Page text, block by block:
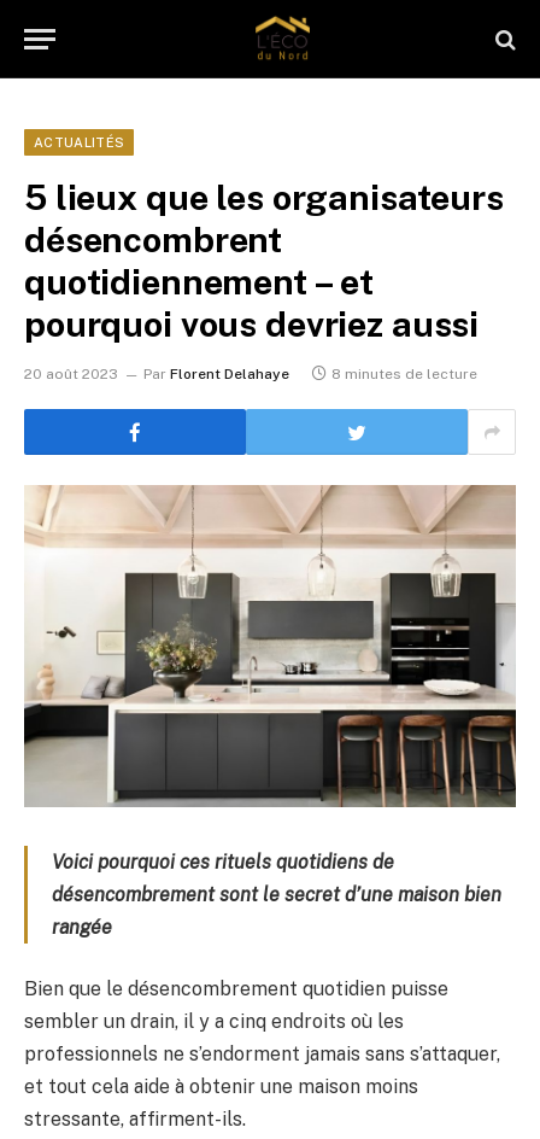
ACTUALITÉS
5 lieux que les organisateurs
désencombrent
quotidiennement – et
pourquoi vous devriez aussi
20 août 2023 Par Florent Delahaye 8 minutes de lecture
Voici pourquoi ces rituels quotidiens de
désencombrement sont le secret d’une maison bien
rangée
Bien que le désencombrement quotidien puisse
sembler un drain, il y a cinq endroits où les
professionnels ne s’endorment jamais sans s’attaquer,
et tout cela aide à obtenir une maison moins
stressante, affirment-ils.